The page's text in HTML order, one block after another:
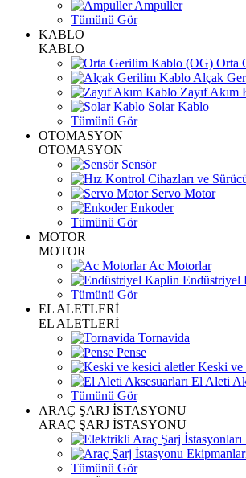
Ampuller
Tümünü Gör
KABLO
KABLO
Orta
Alçak
Zayıf Akım
Solar Kablo
Tümünü Gör
OTOMASYON
OTOMASYON
Sensör
Servo Motor
Enkoder
Tümünü Gör
MOTOR
MOTOR
Ac Motorlar
Endüstriyel
Tümünü Gör
EL ALETLERİ
EL ALETLERİ
Tornavida
Pense
Keski ve
El Aleti
Tümünü Gör
ARAÇ ŞARJ İSTASYONU
ARAÇ ŞARJ İSTASYONU
Tümünü Gör